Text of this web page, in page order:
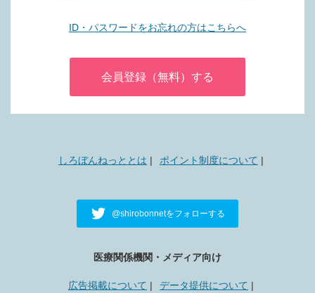
ID・パスワードをお忘れの方はこちらへ
会員登録（無料）する
しろぼんねっととは ポイント制度について
@shirobonnetをフォローする
医療関係機関・メディア向け
広告掲載について データ提供について